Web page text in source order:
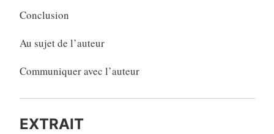
Conclusion
Au sujet de l’auteur
Communiquer avec l’auteur
EXTRAIT